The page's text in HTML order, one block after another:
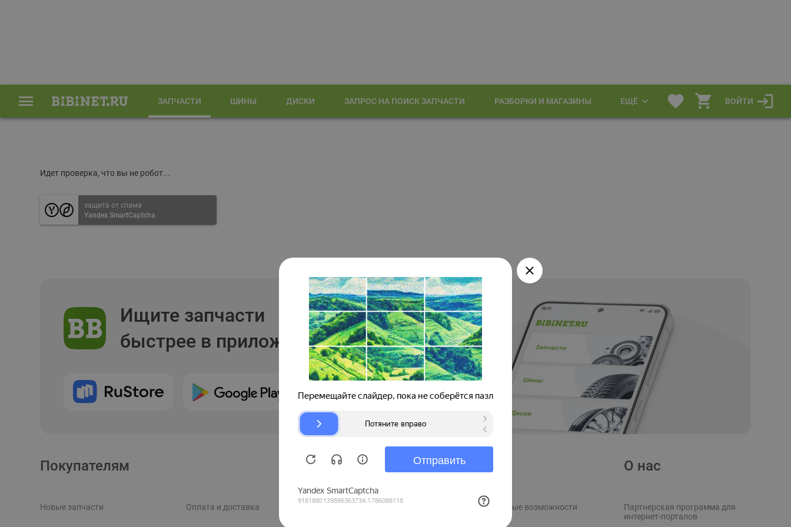
ЗАПЧАСТИ ШИНЫ ДИСКИ ЗАПРОС НА ПОИСК ЗАПЧАСТИ РАЗБОРКИ И МАГАЗИНЫ ЕЩЁ ВОЙТИ
Идет проверка, что вы не робот...
защита от спама
Yandex SmartCaptcha
Ищите запчасти
быстрее в приложении
Покупателям
Новые запчасти Оплата и доставка
Продавцам
Рекламные возможности
О нас
Партнерская программа для
интернет-порталов